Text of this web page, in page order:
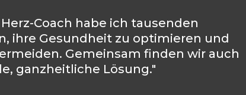
Coach habe ich tausenden
ihre Gesundheit zu optimieren und
Gemeinsam finden wir auch
ganzheitliche Lösung."